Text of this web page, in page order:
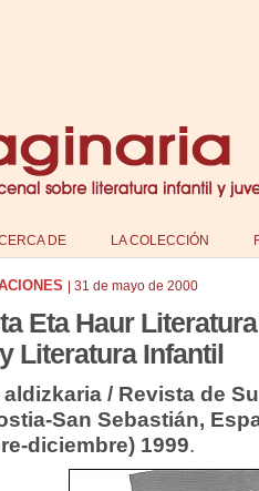
DE LA COLECCIÓN
31 de mayo de 2000
Eta Haur Literatura
Literatura Infantil
/ Revista de
San Sebastián,
diciembre) 1999.